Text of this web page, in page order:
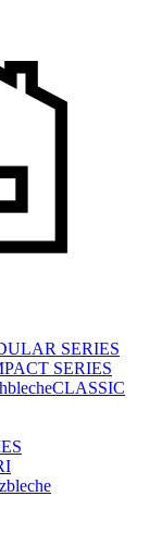
SERIES
SERIES
CLASSIC